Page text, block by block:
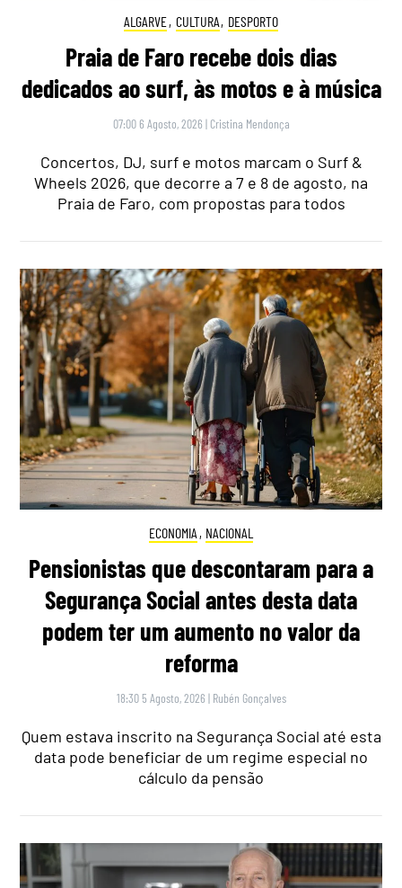
ALGARVE, CULTURA, DESPORTO
Praia de Faro recebe dois dias
dedicados ao surf, às motos e à música
07:00 6 Agosto, 2026 | Cristina Mendonça
Concertos, DJ, surf e motos marcam o Surf &
Wheels 2026, que decorre a 7 e 8 de agosto, na
Praia de Faro, com propostas para todos
ECONOMIA , NACIONAL
Pensionistas que descontaram para a
Segurança Social antes desta data
podem ter um aumento no valor da
reforma
18:30 5 Agosto, 2026 | Rubén Gonçalves
Quem estava inscrito na Segurança Social até esta
data pode beneficiar de um regime especial no
cálculo da pensão